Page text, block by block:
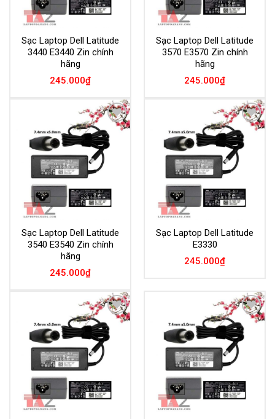
Sạc Laptop Dell Latitude
3440 E3440 Zin chính
hãng
245.000₫
Sạc Laptop Dell Latitude
3570 E3570 Zin chính
hãng
245.000₫
Add to
Wishlist
Sạc Laptop Dell Latitude
3540 E3540 Zin chính
hãng
245.000₫
Add to
Wishlist
Sạc Laptop Dell Latitude
E3330
245.000₫
Add to
Wishlist
Add to
Wishlist